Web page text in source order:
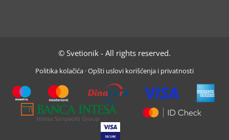
© Svetionik - All rights reserved.
Politika kolačića ·Opšti uslovi korišćenja i privatnosti